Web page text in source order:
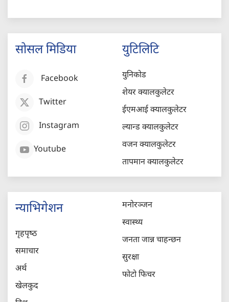
सोसल मिडिया
Facebook
Twitter
Instagram
Youtube
युटिलिटि
युनिकोड
शेयर क्यालकुलेटर
ईएमआई क्यालकुलेटर
ल्यान्ड क्यालकुलेटर
वजन क्यालकुलेटर
तापमान क्यालकुलेटर
न्याभिगेशन
गृहपृष्‍ठ
समाचार
अर्थ
खेलकुद
मनोरञ्जन
स्वास्थ्य
जनता जान्न चाहन्छन
सुरक्षा
फोटो फिचर